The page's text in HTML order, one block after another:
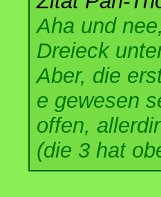
Aha und
Dreieck
Aber, die
e gewesen
offen,
(die 3 hat